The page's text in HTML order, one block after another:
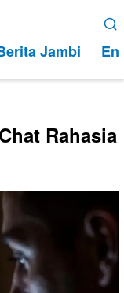
Jambi
Rahasia